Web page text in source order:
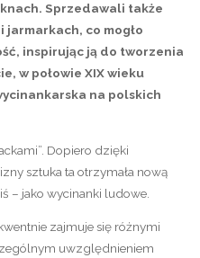
Sprzedawali także
co mogło
inspirując ją do tworzenia
w połowie XIX wieku
na polskich
Dopiero dzięki
sztuka ta otrzymała nową
– jako wycinanki ludowe.
zajmuje się różnymi
uwzględnieniem